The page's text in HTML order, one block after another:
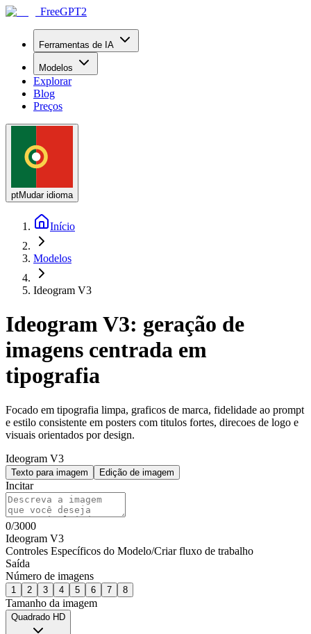
FreeGPT2
Ferramentas de IA
Modelos
Explorar
Blog
Preços
ptMudar idioma
Início
Modelos
Ideogram V3
Ideogram V3: geração de
imagens centrada em
tipografia
Focado em tipografia limpa, graficos de marca, fidelidade ao prompt
e estilo consistente em posters com titulos fortes, direcoes de logo e
visuais orientados por design.
Ideogram V3
Texto para imagem Edição de imagem
Incitar
0/3000
Ideogram V3
Controles Específicos do Modelo/Criar fluxo de trabalho
Saída
Número de imagens
1 2 3 4 5 6 7 8
Tamanho da imagem
Quadrado HD